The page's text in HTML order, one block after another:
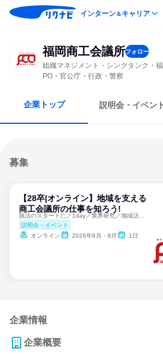
インターン＆キャリア
福岡商工会議所フォロー
組織マネジメント・シンクタンク・
PO・官公庁・行政・警察
企業トップ 説明会・イベント
募集
【28卒|オンライン】地域を支える
商工会議所の仕事を知ろう!
説明会・イベント
オンライン
2026年8月・9月 1日
企業情報
企業概要